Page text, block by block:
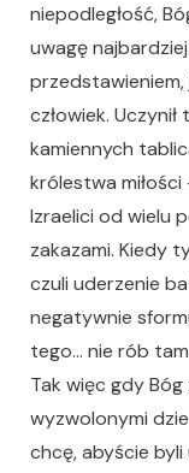
niepodległość,
uwagę
przedstawieniem,
człowiek.
kamiennych
królestwa
Izraelici od wielu
zakazami. Kiedy
czuli uderzenie
negatywnie
tego… nie rób
Tak więc gdy
wyzwolonymi
chcę, abyście